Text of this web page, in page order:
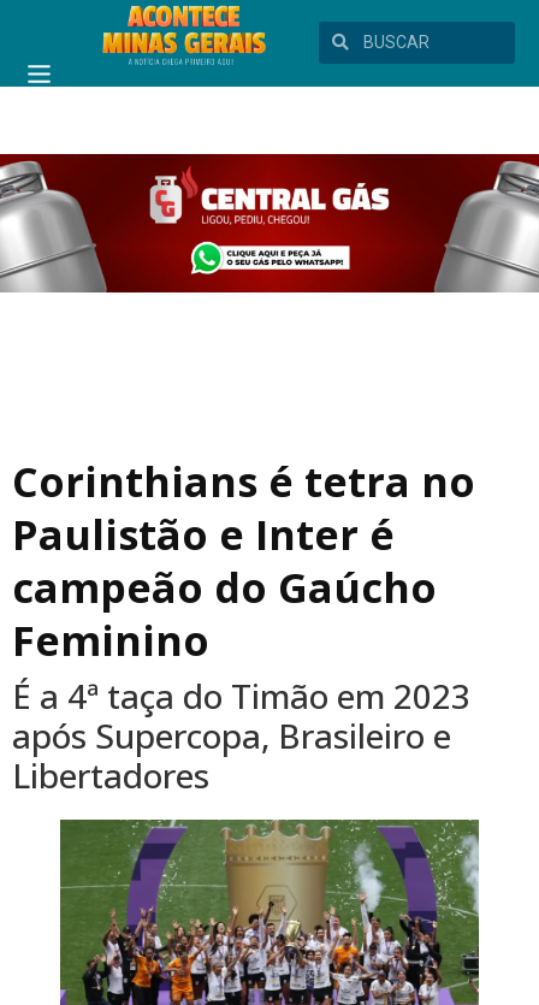
Corinthians é tetra no
Paulistão e Inter é
campeão do Gaúcho
Feminino
É a 4ª taça do Timão em 2023
após Supercopa, Brasileiro e
Libertadores